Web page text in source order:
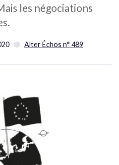
les négociations
Alter Échos n° 489